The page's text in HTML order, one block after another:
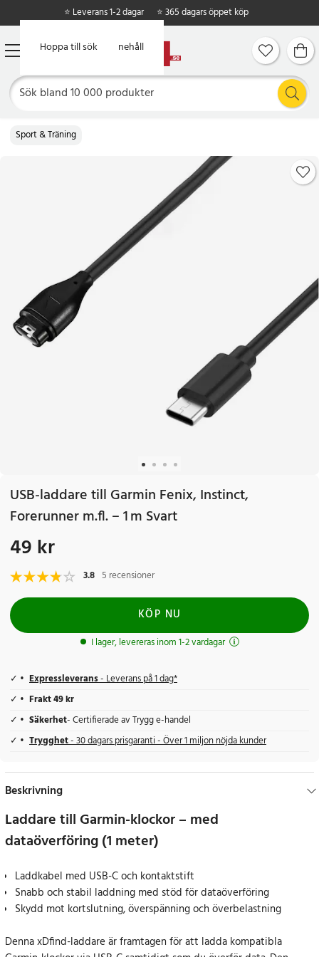
Hoppa till huvudinnehåll
Hoppa till sök
⭐ Leverans 1-2 dagar ⭐ 365 dagars öppet köp
Sport & Träning
USB-laddare till Garmin Fenix, Instinct,
Forerunner m.fl. – 1 m Svart
Pris: 49 kr
49 kr
3.8 5 recensioner
KÖP NU
I lager, levereras inom 1-2 vardagar
Expressleverans- Leverans på 1 dag*
Frakt 49 kr
Säkerhet- Certifierade av Trygg e-handel
Trygghet- 30 dagars prisgaranti - Över 1 miljon nöjda kunder
Beskrivning
Laddare till Garmin-klockor – med
dataöverföring (1 meter)
Laddkabel med USB-C och kontaktstift
Snabb och stabil laddning med stöd för dataöverföring
Skydd mot kortslutning, överspänning och överbelastning
Denna xDfind-laddare är framtagen för att ladda kompatibla